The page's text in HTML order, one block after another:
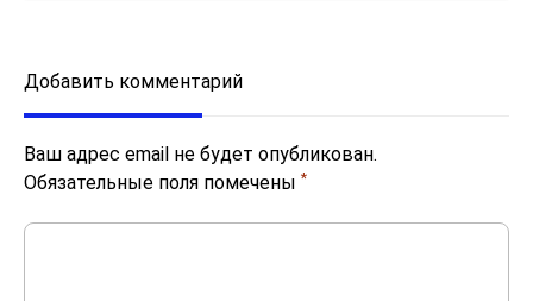
Добавить комментарий
Ваш адрес email не будет опубликован.
Обязательные поля помечены *